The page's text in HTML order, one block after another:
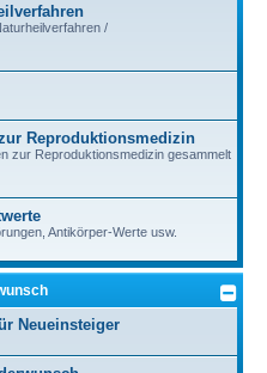
/
Reproduktionsmedizin
zur Reproduktionsmedizin gesammelt
Antikörper-Werte usw.
Neueinsteiger